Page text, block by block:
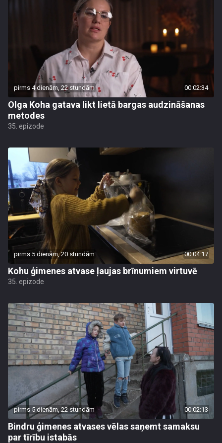
pirms 4 dienām, 22 stundām 00:02:34
Olga Koha gatava likt lietā bargas audzināšanas
metodes
35. epizode
pirms 5 dienām, 20 stundām 00:04:17
Kohu ģimenes atvase ļaujas brīnumiem virtuvē
35. epizode
pirms 5 dienām, 22 stundām 00:02:13
Bindru ģimenes atvases vēlas saņemt samaksu
par tīrību istabās